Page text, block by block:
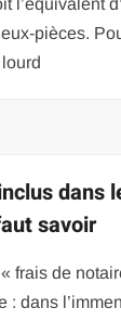
pièces.
dans
savoir
frais de
: dans